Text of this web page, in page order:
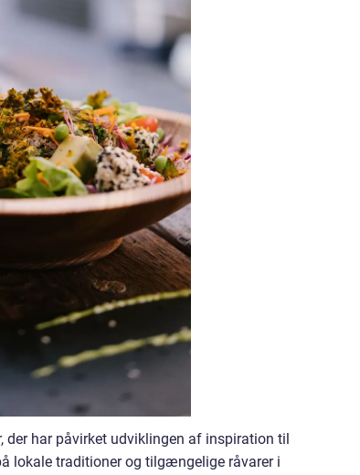
har påvirket udviklingen af inspiration til
lokale traditioner og tilgængelige råvarer i